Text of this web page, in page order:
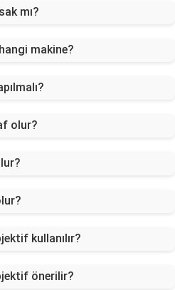
mı?
makine?
olur?
kullanılır?
önerilir?